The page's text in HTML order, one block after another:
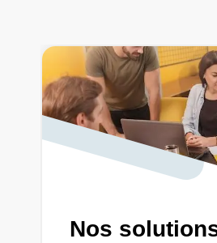
Gestion de l'énergie
Disponible sur
1 jour / 7 heures
FORMATION CONTINUE
Analyseur
Gestion de l'énergie
Nos